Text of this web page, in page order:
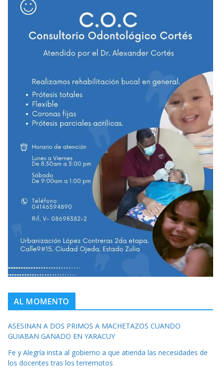
AL MOMENTO
ASESINAN A DOS PRIMOS A MACHETAZOS CUANDO
GUIABAN GANADO EN YARACUY
Fe y Alegría insta al gobierno a que atienda las necesidades de
los docentes tras los terremotos